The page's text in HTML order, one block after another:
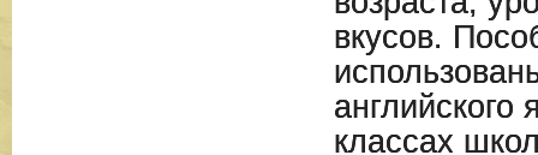
вкусов.
английского
классах